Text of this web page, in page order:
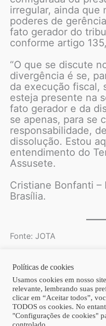
irregular, ainda que
poderes de
fato gerador do
conforme artigo
“O que se discute
divergência é se,
da execução fiscal,
esteja presente na
fato gerador e da
se apenas, para se
responsabilidade,
dissolução. Estou
entendimento do
Assusete.
Cristiane Bonfanti –
Brasília.
Fonte: JOTA
Copyright © 2026 |
Políticas de cookies
Usamos cookies em nosso
relevante, lembrando suas
clicar em “Aceitar todos”,
TODOS os cookies. No
"Configurações de cookies"